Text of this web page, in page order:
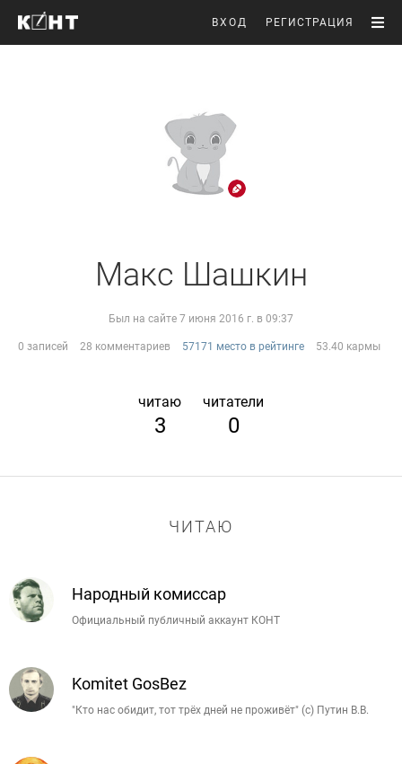
ВХОД РЕГИСТРАЦИЯ
Макс Шашкин
Был на сайте 7 июня 2016 г. в 09:37
0 записей 28 комментариев 57171 место в рейтинге 53.40 кармы
читаю
3
читатели
0
ЧИТАЮ
Народный комиссар
Официальный публичный аккаунт КОНТ
Komitet GosBez
"Кто нас обидит, тот трёх дней не проживёт" (с) Путин В.В.